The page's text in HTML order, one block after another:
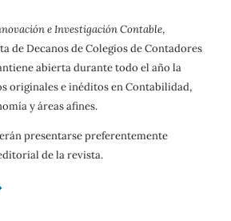
e Investigación Contable,
de Decanos de Colegios de Contadores
abierta durante todo el año la
originales e inéditos en Contabilidad,
y áreas afines.
presentarse preferentemente
de la revista.